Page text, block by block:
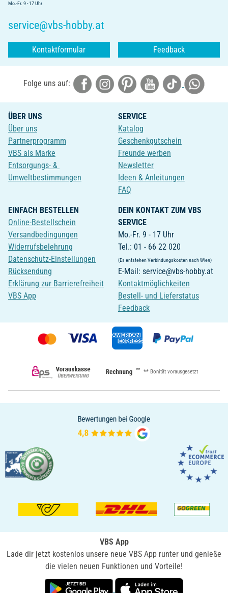
Mo.-Fr. 9 - 17 Uhr
service@vbs-hobby.at
Kontaktformular Feedback
Folge uns auf:
ÜBER UNS
Über uns
Partnerprogramm
VBS als Marke
Entsorgungs- &
Umweltbestimmungen
SERVICE
Katalog
Geschenkgutschein
Freunde werben
Newsletter
Ideen & Anleitungen
FAQ
EINFACH BESTELLEN
Online-Bestellschein
Versandbedingungen
Widerrufsbelehrung
Datenschutz-Einstellungen
Rücksendung
Erklärung zur Barrierefreiheit
VBS App
DEIN KONTAKT ZUM VBS
SERVICE
Mo.-Fr. 9 - 17 Uhr
Tel.: 01 - 66 22 020
(Es entstehen Verbindungskosten nach Wien)
E-Mail: service@vbs-hobby.at
Kontaktmöglichkeiten
Bestell- und Lieferstatus
Feedback
** ** Bonität vorausgesetzt
VBS App
Lade dir jetzt kostenlos unsere neue VBS App runter und genieße
die vielen neuen Funktionen und Vorteile!